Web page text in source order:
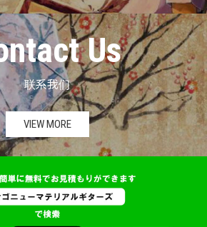
Us
联系我们
VIEW MORE